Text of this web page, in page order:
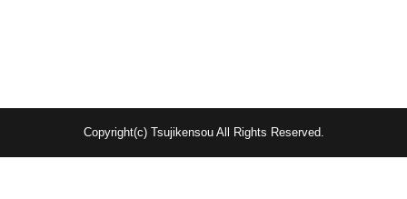
Copyright(c) Tsujikensou All Rights Reserved.